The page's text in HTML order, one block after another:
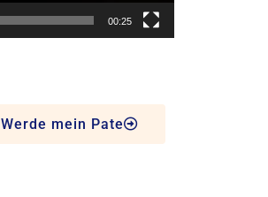
00:25
Werde mein Pate